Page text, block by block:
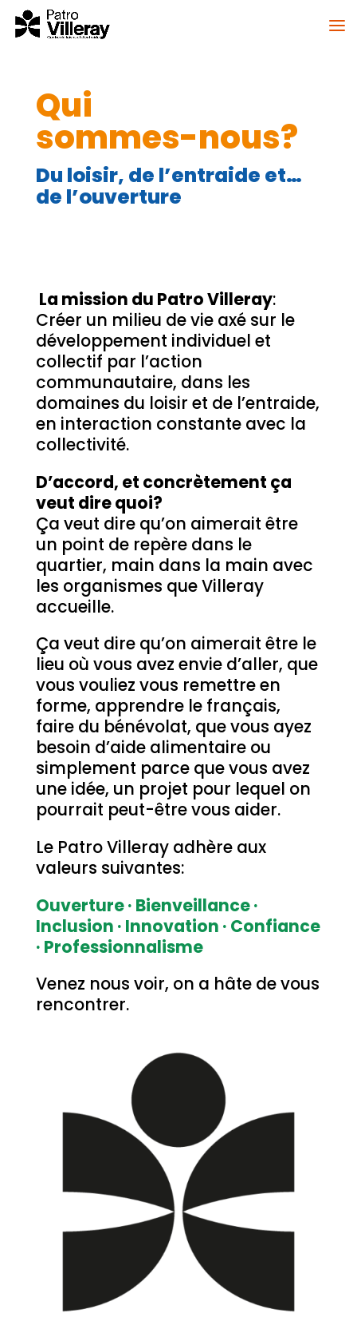
Qui
sommes-nous?
Du loisir, de l’entraide et…
de l’ouverture
La mission du Patro Villeray:
Créer un milieu de vie axé sur le
développement individuel et
collectif par l’action
communautaire, dans les
domaines du loisir et de l’entraide,
en interaction constante avec la
collectivité.
D’accord, et concrètement ça
veut dire quoi?
Ça veut dire qu’on aimerait être
un point de repère dans le
quartier, main dans la main avec
les organismes que Villeray
accueille.
Ça veut dire qu’on aimerait être le
lieu où vous avez envie d’aller, que
vous vouliez vous remettre en
forme, apprendre le français,
faire du bénévolat, que vous ayez
besoin d’aide alimentaire ou
simplement parce que vous avez
une idée, un projet pour lequel on
pourrait peut-être vous aider.
Le Patro Villeray adhère aux
valeurs suivantes:
Ouverture · Bienveillance ·
Inclusion · Innovation · Confiance
· Professionnalisme
Venez nous voir, on a hâte de vous
rencontrer.